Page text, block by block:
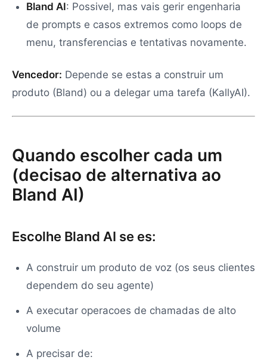
Bland AI: Possivel, mas vais gerir engenharia
de prompts e casos extremos como loops de
menu, transferencias e tentativas novamente.
Vencedor: Depende se estas a construir um
produto (Bland) ou a delegar uma tarefa (KallyAI).
Quando escolher cada um
(decisao de alternativa ao
Bland AI)
Escolhe Bland AI se es:
A construir um produto de voz (os seus clientes
dependem do seu agente)
A executar operacoes de chamadas de alto
volume
A precisar de: